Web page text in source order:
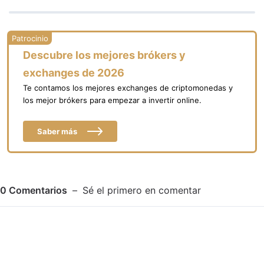
Descubre los mejores brókers y
exchanges de 2026
Te contamos los mejores exchanges de criptomonedas y
los mejor brókers para empezar a invertir online.
Saber más
0 Comentarios Sé el primero en comentar